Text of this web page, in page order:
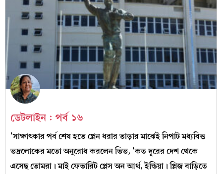
ডেটলাইন : পর্ব ১৬
‘সাক্ষাৎকার পর্ব শেষ হতে প্লেন ধরার তাড়ার মাঝেই নিপাট মধ্যবিত্ত
ভদ্রলোকের মতো অনুরোধ করলেন ভিভ, ‘কত দূরের দেশ থেকে
এসেছ তোমরা। মাই ফেভারিট প্লেস অন আর্থ, ইন্ডিয়া। প্লিজ বাড়িতে